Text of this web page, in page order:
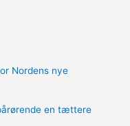
Nordens nye
en tættere